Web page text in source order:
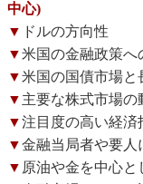
中心)
▼ ドルの方向性
▼米国の金融政策へ
▼米国の国債市場と
▼ 主要な株式市場の
▼注目度の高い経済
▼金融当局者や要人
▼ 原油や金を中心と